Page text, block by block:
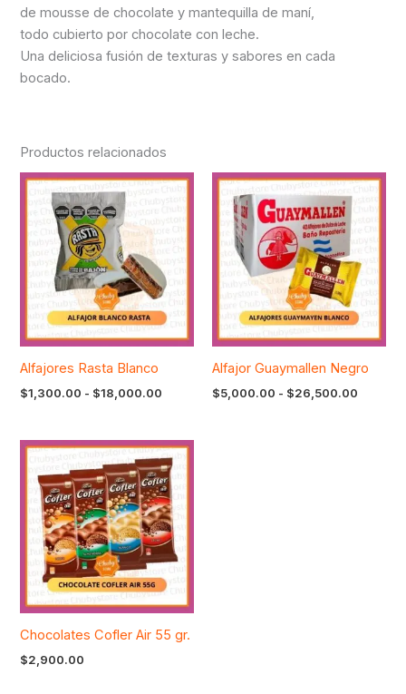
de mousse de chocolate y mantequilla de maní,
todo cubierto por chocolate con leche.
Una deliciosa fusión de texturas y sabores en cada
bocado.
Productos relacionados
Alfajores Rasta Blanco
$1,300.00 - $18,000.00
Rango
precios:
$18,000.00
Alfajor Guaymallen Negro
$5,000.00 - $26,500.00
Rango
de
precios:
Chocolates Cofler Air 55 gr.
$2,900.00